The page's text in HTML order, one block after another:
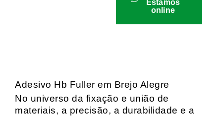
Estamos
online
Adesivo Hb Fuller em Brejo Alegre
No universo da fixação e união de
materiais, a precisão, a durabilidade e a